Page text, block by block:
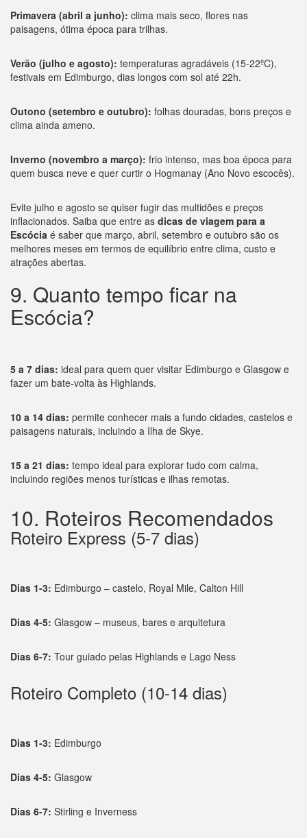
Primavera (abril a junho): clima mais seco, flores nas
paisagens, ótima época para trilhas.
Verão (julho e agosto): temperaturas agradáveis (15-22ºC),
festivais em Edimburgo, dias longos com sol até 22h.
Outono (setembro e outubro): folhas douradas, bons preços e
clima ainda ameno.
Inverno (novembro a março): frio intenso, mas boa época para
quem busca neve e quer curtir o Hogmanay (Ano Novo escocês).
Evite julho e agosto se quiser fugir das multidões e preços
inflacionados. Saiba que entre as dicas de viagem para a
Escócia é saber que março, abril, setembro e outubro são os
melhores meses em termos de equilíbrio entre clima, custo e
atrações abertas.
9. Quanto tempo ficar na
Escócia?
5 a 7 dias: ideal para quem quer visitar Edimburgo e Glasgow e
fazer um bate-volta às Highlands.
10 a 14 dias: permite conhecer mais a fundo cidades, castelos e
paisagens naturais, incluindo a Ilha de Skye.
15 a 21 dias: tempo ideal para explorar tudo com calma,
incluindo regiões menos turísticas e ilhas remotas.
10. Roteiros Recomendados
Roteiro Express (5-7 dias)
Dias 1-3: Edimburgo – castelo, Royal Mile, Calton Hill
Dias 4-5: Glasgow – museus, bares e arquitetura
Dias 6-7: Tour guiado pelas Highlands e Lago Ness
Roteiro Completo (10-14 dias)
Dias 1-3: Edimburgo
Dias 4-5: Glasgow
Dias 6-7: Stirling e Inverness